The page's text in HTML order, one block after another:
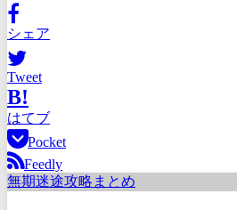
シェア
Tweet
B!
はてブ
Pocket
Feedly
無期迷途攻略まとめ